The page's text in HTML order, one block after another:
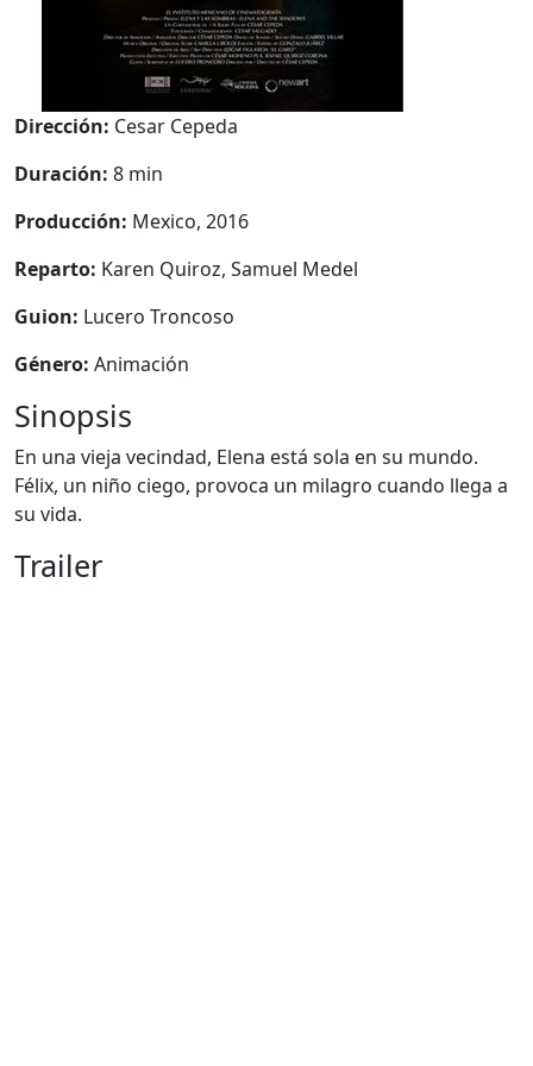
Dirección: Cesar Cepeda
Duración: 8 min
Producción: Mexico, 2016
Reparto: Karen Quiroz, Samuel Medel
Guion: Lucero Troncoso
Género: Animación
Sinopsis
En una vieja vecindad, Elena está sola en su mundo.
Félix, un niño ciego, provoca un milagro cuando llega a
su vida.
Trailer